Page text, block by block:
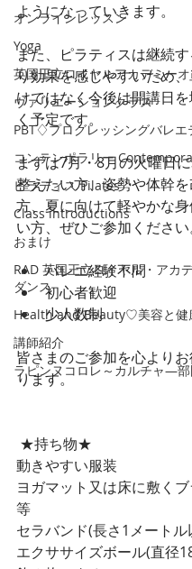
オンラインレッスン
Yoga
英国王立ロイヤルアカデミー
ヴァリエーションクラス
PBT♢プログレッシングバレエ
コンテンポラリー
ピラティス Pilates
Class introductions
おまけ
RAD 英国王立ロイヤル・アカ
ダンス
Health and Beauty♡美容と健
講師紹介
ラピンヌコロレ～カルチャ―部
ようになっていきます。
また、ピラティスは継続
り効果を感じやすいため
けではなく今後は開講日
く予定です。
まずは7月・8月の火曜日
整えたい方、姿勢や体幹
方、夏に向けて軽やかな
い方、ぜひご参加ください
バレエ経験不問
初心者歓迎
少人数制
皆さまのご参加を心より
ります。
★持ち物★
動きやすい服装
ヨガマット又は床に敷く
等
セラバンド(長さ1メートル
エクササイズボール(直径